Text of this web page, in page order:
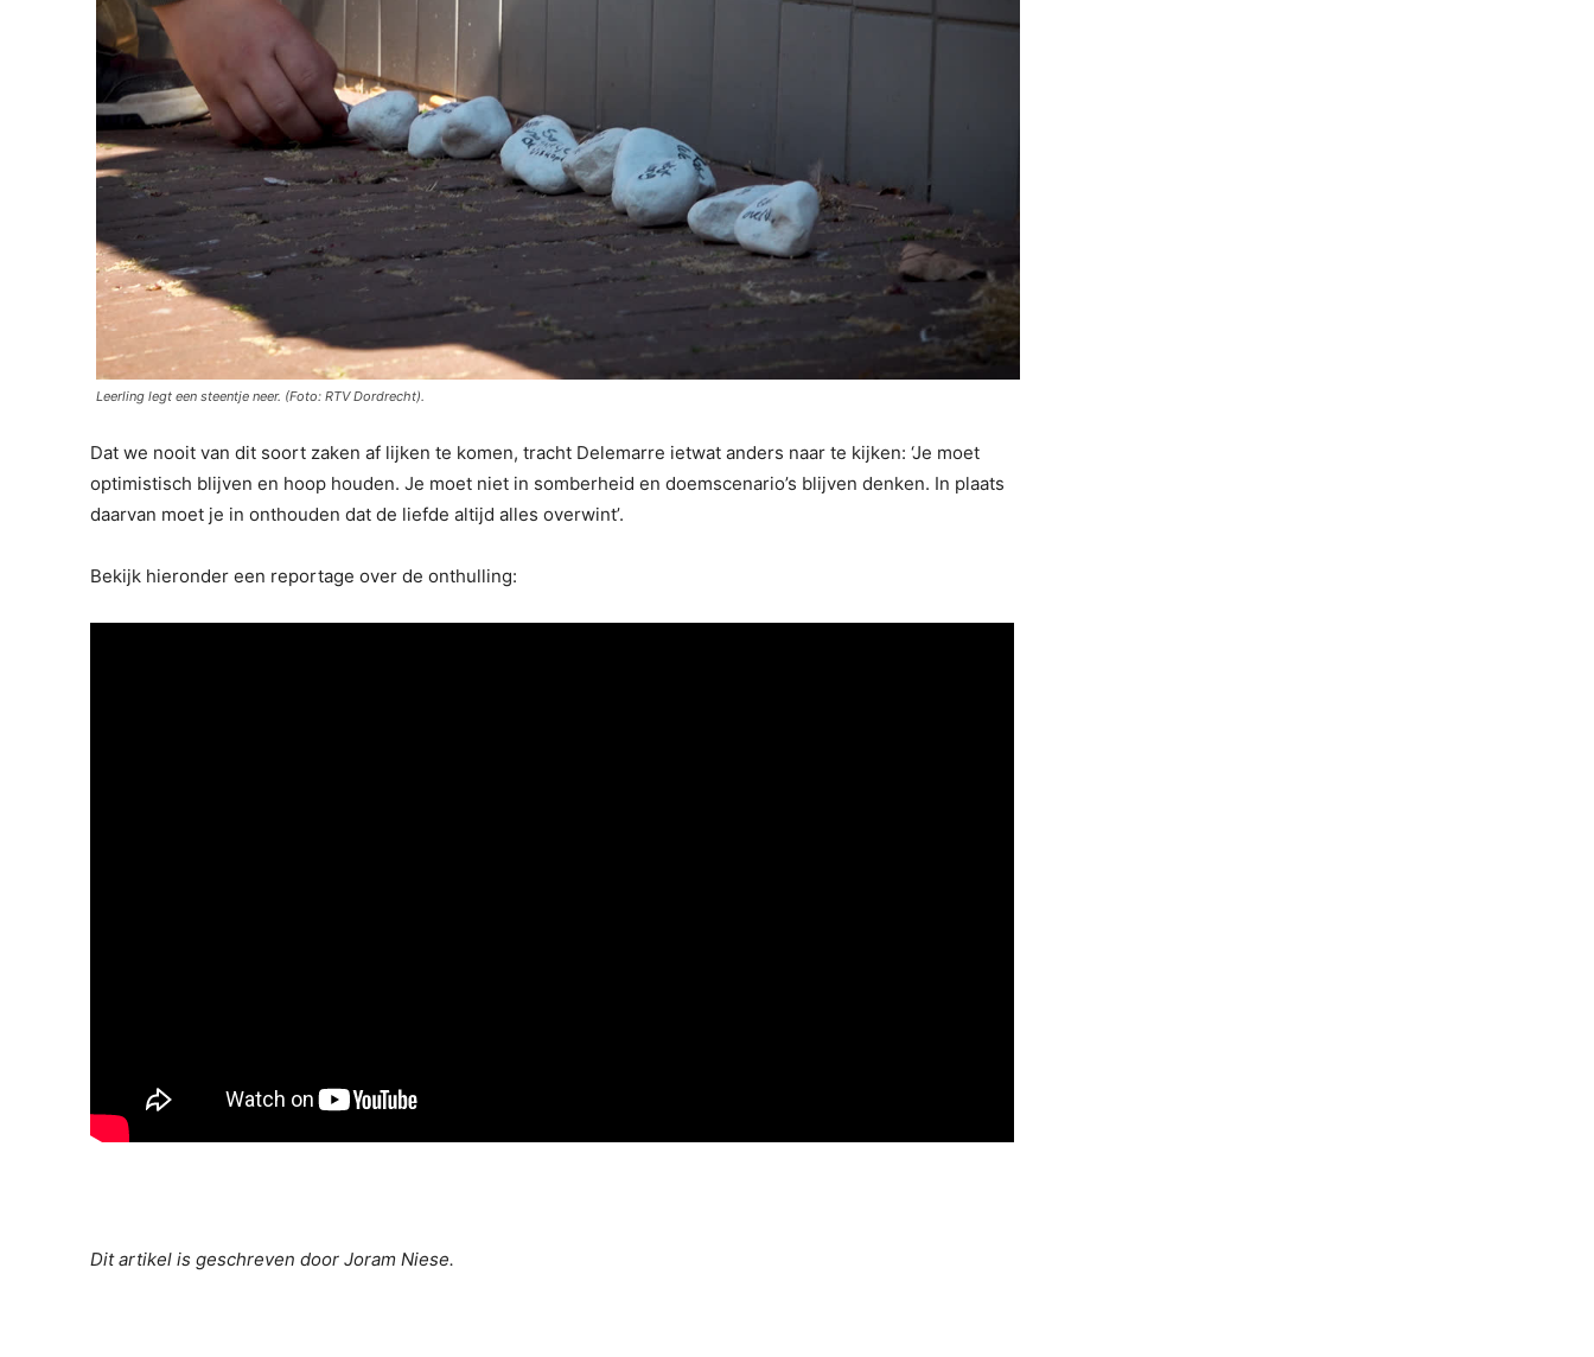
Leerling legt een steentje neer. (Foto: RTV Dordrecht).
Dat we nooit van dit soort zaken af lijken te komen, tracht Delemarre ietwat anders naar te kijken: ‘Je moet
optimistisch blijven en hoop houden. Je moet niet in somberheid en doemscenario’s blijven denken. In plaats
daarvan moet je in onthouden dat de liefde altijd alles overwint’.
Bekijk hieronder een reportage over de onthulling:
Dit artikel is geschreven door Joram Niese.